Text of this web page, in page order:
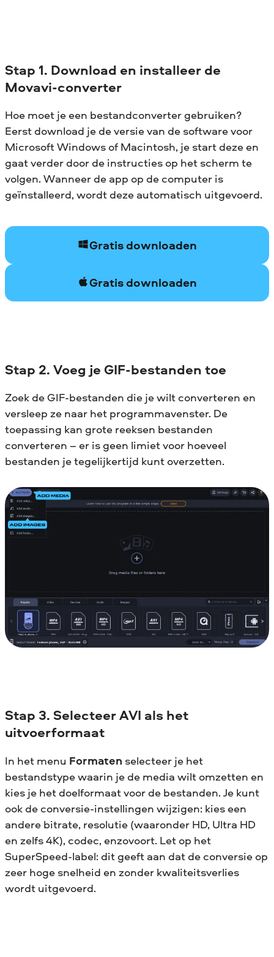
Stap 1. Download en installeer de
Movavi-converter
Hoe moet je een bestandconverter gebruiken?
Eerst download je de versie van de software voor
Microsoft Windows of Macintosh, je start deze en
gaat verder door de instructies op het scherm te
volgen. Wanneer de app op de computer is
geïnstalleerd, wordt deze automatisch uitgevoerd.
Gratis downloaden
Gratis downloaden
Stap 2. Voeg je GIF-bestanden toe
Zoek de GIF-bestanden die je wilt converteren en
versleep ze naar het programmavenster. De
toepassing kan grote reeksen bestanden
converteren – er is geen limiet voor hoeveel
bestanden je tegelijkertijd kunt overzetten.
Stap 3. Selecteer AVI als het
uitvoerformaat
In het menu Formaten selecteer je het
bestandstype waarin je de media wilt omzetten en
kies je het doelformaat voor de bestanden. Je kunt
ook de conversie-instellingen wijzigen: kies een
andere bitrate, resolutie (waaronder HD, Ultra HD
en zelfs 4K), codec, enzovoort. Let op het
SuperSpeed-label: dit geeft aan dat de conversie op
zeer hoge snelheid en zonder kwaliteitsverlies
wordt uitgevoerd.